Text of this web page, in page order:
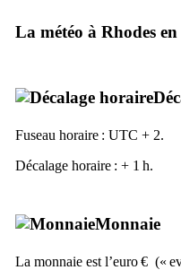
La météo à Rhodes
Fuseau horaire : UTC + 2.
Décalage horaire : + 1 h.
Monnaie
La monnaie est l’euro € («